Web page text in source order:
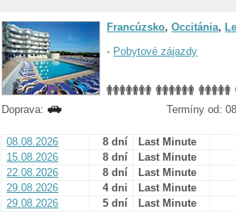
Francúzsko,Occitánia,
- Pobytové zájazdy
Doprava:
Termíny od:
08.08.2026 8 dní Last Minute
15.08.2026
8 dní Last Minute
22.08.2026
8 dní Last Minute
29.08.2026
4 dni Last Minute
29.08.2026
5 dní Last Minute